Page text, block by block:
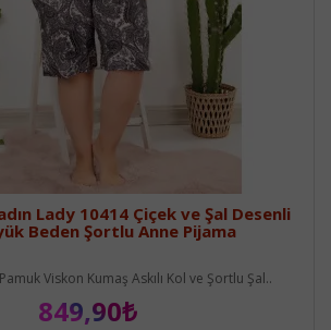
Lady 10414 Çiçek ve Şal Desenli
Beden Şortlu Anne Pijama
Viskon Kumaş Askılı Kol ve Şortlu Şal..
849,90₺